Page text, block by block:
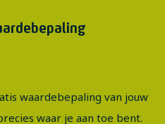
moment meer beschikbaar?
mail ons gerust voor een
waardebepaling van jouw
waar je aan toe bent.